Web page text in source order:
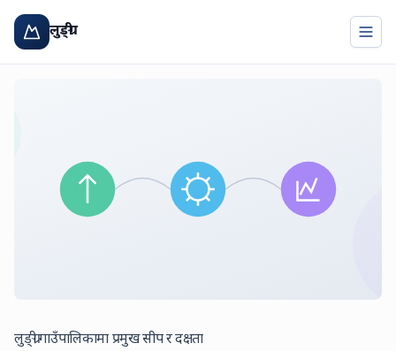
लुङ्ग्री
लुङ्ग्री गाउँपालिकामा प्रमुख सीप र दक्षता